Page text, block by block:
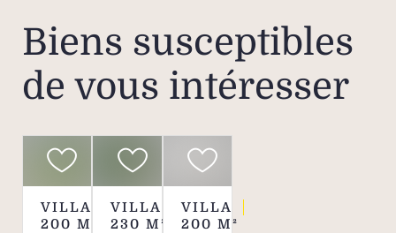
Biens susceptibles
de vous intéresser
VILLA
200 M²
VILLA
230 M²
VILLA
200 M²